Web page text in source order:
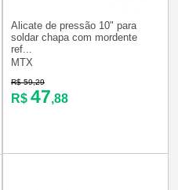
Alicate de pressão 10" para
soldar chapa com mordente
ref...
MTX
R$ 59,29
R$ 47,88